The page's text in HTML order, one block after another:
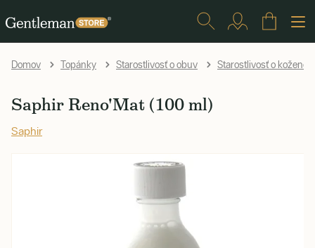
Domov Topánky Starostlivosť o obuv Starostlivosť o kožené
Saphir Reno'Mat (100 ml)
Saphir